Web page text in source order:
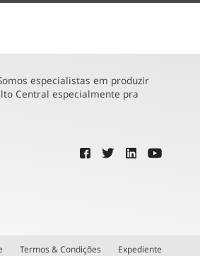
especialistas em produzir
Central especialmente pra
Termos & Condições Expediente